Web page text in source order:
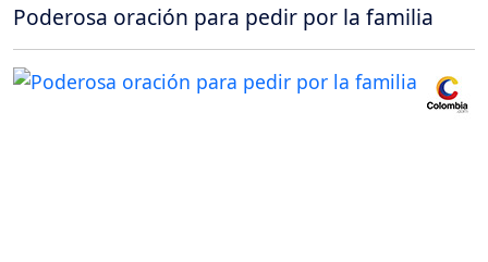
Poderosa oración para pedir por la familia